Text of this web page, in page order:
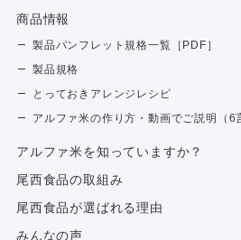
商品情報
製品パンフレット規格一覧［PDF］
製品規格
とっておきアレンジレシピ
アルファ米の作り方・動画でご説明（6
アルファ⽶を知っていますか？
尾西食品の取組み
尾西食品が選ばれる理由
みんなの声